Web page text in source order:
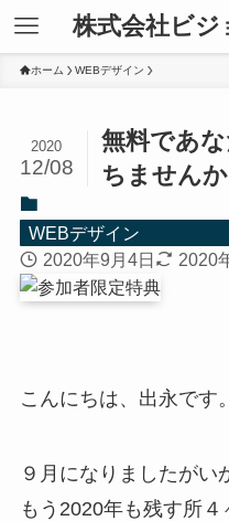
株式会社ビ
ホーム WEBデザイン
無料であ
ちませんか
2020
12/08
WEBデザイン
2020年9月4日
2020
こんにちは、出永です。
９月になりましたがい
もう2020年も残す所４